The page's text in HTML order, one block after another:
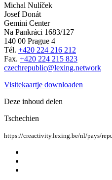
Michal Nulíček
Josef Donát
Gemini Center
Na Pankráci 1683/127
140 00 Prague 4
Tél. +420 224 216 212
Fax. +420 224 215 823
czechrepublic@lexing.network
Visitekaartje downloaden
Deze inhoud delen
Tschechien
https://creactivity.lexing.be/nl/pays/